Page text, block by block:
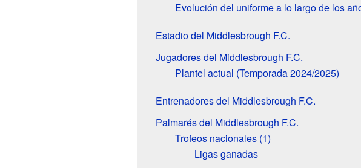
Evolución del uniforme a lo largo de los
Estadio del Middlesbrough F.C.
Jugadores del Middlesbrough F.C.
Plantel actual (Temporada 2024/2025)
Entrenadores del Middlesbrough F.C.
Palmarés del Middlesbrough F.C.
Trofeos nacionales (1)
Ligas ganadas